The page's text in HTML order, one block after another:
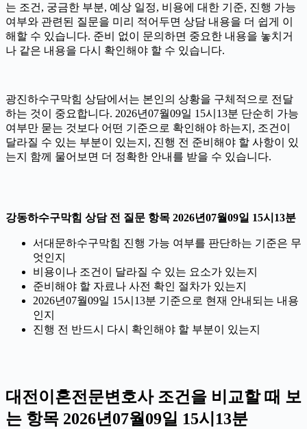
는 조건, 궁금한 부분, 예상 일정, 비용에 대한 기준, 진행 가능
여부와 관련된 질문을 미리 적어두면 상담 내용을 더 쉽게 이
해할 수 있습니다. 준비 없이 문의하면 중요한 내용을 놓치거
나 같은 내용을 다시 확인해야 할 수 있습니다.
광진하수구막힘 상담에서는 본인의 상황을 구체적으로 전달
하는 것이 중요합니다. 2026년07월09일 15시13분 단순히 가능
여부만 묻는 것보다 어떤 기준으로 확인해야 하는지, 조건이
달라질 수 있는 부분이 있는지, 진행 전 준비해야 할 사항이 있
는지 함께 물어보면 더 정확한 안내를 받을 수 있습니다.
강동하수구막힘 상담 전 질문 항목 2026년07월09일 15시13분
서대문하수구막힘 진행 가능 여부를 판단하는 기준은 무
엇인지
비용이나 조건이 달라질 수 있는 요소가 있는지
준비해야 할 자료나 사전 확인 절차가 있는지
2026년07월09일 15시13분 기준으로 현재 안내되는 내용
인지
진행 전 반드시 다시 확인해야 할 부분이 있는지
대전이혼전문변호사 조건을 비교할 때 보
는 항목 2026년07월09일 15시13분